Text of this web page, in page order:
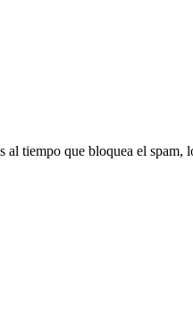
al tiempo que bloquea el spam,